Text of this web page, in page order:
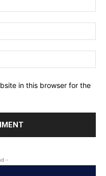
in this browser for the
-